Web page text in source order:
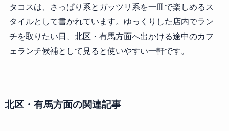
タコスは、さっぱり系とガッツリ系を一皿で楽しめるス
タイルとして書かれています。ゆっくりした店内でラン
チを取りたい日、北区・有馬方面へ出かける途中のカフ
ェランチ候補として見ると使いやすい一軒です。
北区・有馬方面の関連記事